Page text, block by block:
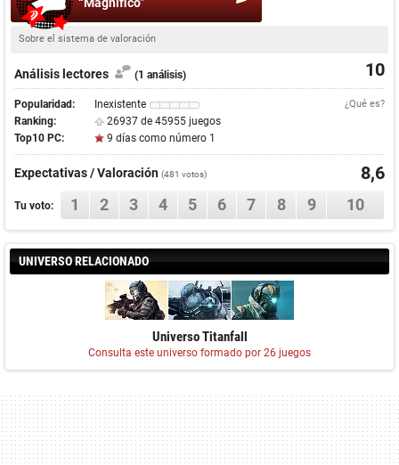
Sobre el sistema de valoración
10
Análisis lectores (1 análisis)
Popularidad: Inexistente ¿Qué es?
Ranking:
26937 de 45955 juegos
Top10 PC:
9 días como número 1
Expectativas / Valoración (481 votos) 8,6
Tu voto: 1 2 3 4 5 6 7 8 9 10
UNIVERSO RELACIONADO
Universo Titanfall
Consulta este universo formado por 26 juegos